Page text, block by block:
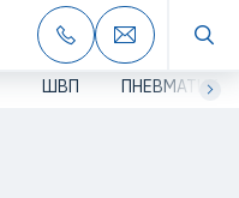
ШВП ПНЕВМАТИКА